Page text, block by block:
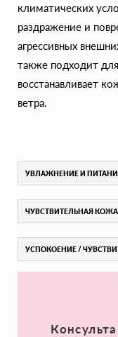
климатических
раздражение и
агрессивных
также подходит
восстанавливает
ветра.
УВЛАЖНЕНИЕ И
ЧУВСТВИТЕЛЬНАЯ
УСПОКОЕНИЕ /